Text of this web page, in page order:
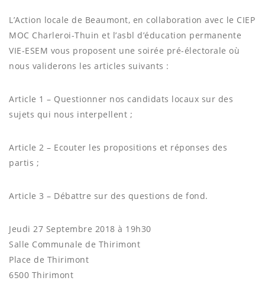
L’Action locale de Beaumont, en collaboration avec le CIEP
MOC Charleroi-Thuin et l’asbl d’éducation permanente
VIE-ESEM vous proposent une soirée pré-électorale où
nous validerons les articles suivants :
Article 1 – Questionner nos candidats locaux sur des
sujets qui nous interpellent ;
Article 2 – Ecouter les propositions et réponses des
partis ;
Article 3 – Débattre sur des questions de fond.
Jeudi 27 Septembre 2018 à 19h30
Salle Communale de Thirimont
Place de Thirimont
6500 Thirimont